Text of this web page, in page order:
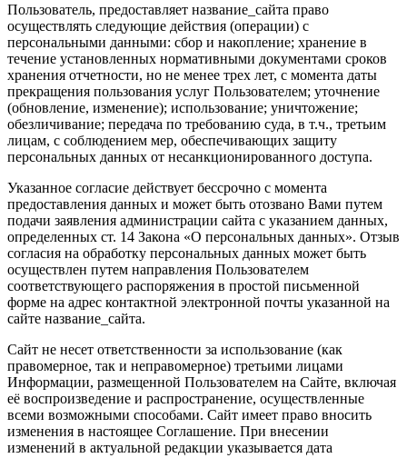
Пользователь, предоставляет название_сайта право
осуществлять следующие действия (операции) с
персональными данными: сбор и накопление; хранение в
течение установленных нормативными документами сроков
хранения отчетности, но не менее трех лет, с момента даты
прекращения пользования услуг Пользователем; уточнение
(обновление, изменение); использование; уничтожение;
обезличивание; передача по требованию суда, в т.ч., третьим
лицам, с соблюдением мер, обеспечивающих защиту
персональных данных от несанкционированного доступа.
Указанное согласие действует бессрочно с момента
предоставления данных и может быть отозвано Вами путем
подачи заявления администрации сайта с указанием данных,
определенных ст. 14 Закона «О персональных данных». Отзыв
согласия на обработку персональных данных может быть
осуществлен путем направления Пользователем
соответствующего распоряжения в простой письменной
форме на адрес контактной электронной почты указанной на
сайте название_сайта.
Сайт не несет ответственности за использование (как
правомерное, так и неправомерное) третьими лицами
Информации, размещенной Пользователем на Сайте, включая
её воспроизведение и распространение, осуществленные
всеми возможными способами. Сайт имеет право вносить
изменения в настоящее Соглашение. При внесении
изменений в актуальной редакции указывается дата